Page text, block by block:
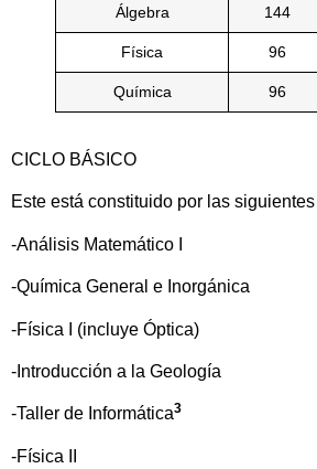
Álgebra 144
Física 96
Química 96
CICLO BÁSICO
Este está constituido por las
-Análisis Matemático I
-Química General e Inorgánica
-Física I (incluye Óptica)
-Introducción a la Geología
-Taller de Informática3
-Física II